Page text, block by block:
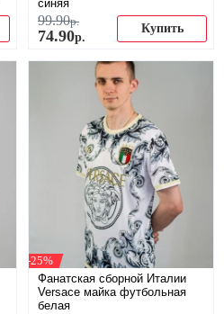
синяя
99.90р.
74.90р.
Купить
-25%
Фанатская сборной Италии
Versace майка футбольная
белая